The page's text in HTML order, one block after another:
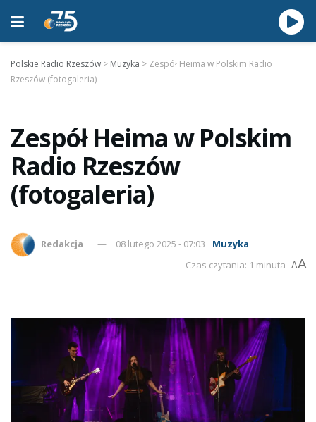
Polskie Radio Rzeszów > Muzyka > Zespół Heima w Polskim Radio
Rzeszów (fotogaleria)
Zespół Heima w Polskim
Radio Rzeszów
(fotogaleria)
Redakcja 08 lutego 2025 - 07:03
Muzyka
Czas czytania: 1 minuta AA